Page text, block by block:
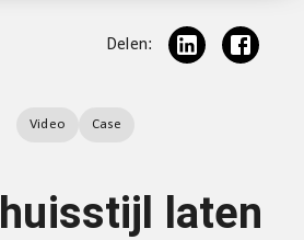
Delen:
Video Case
laten